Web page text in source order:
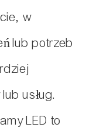
w
lub potrzeb
usług.
LED to